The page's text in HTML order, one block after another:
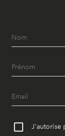
J'autorise